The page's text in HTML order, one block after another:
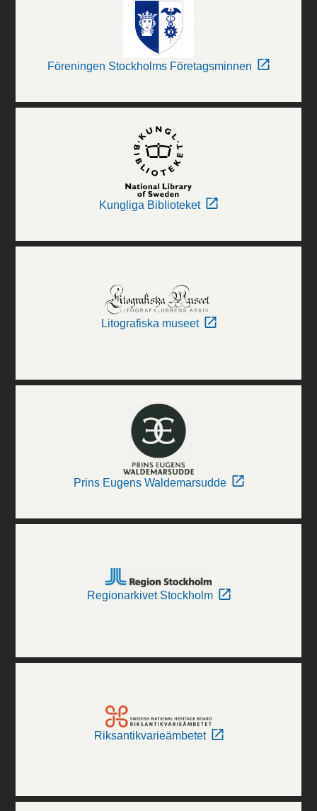
Föreningen Stockholms Företagsminnen
Kungliga Biblioteket
Litografiska museet
Prins Eugens Waldemarsudde
Regionarkivet Stockholm
Riksantikvarieämbetet